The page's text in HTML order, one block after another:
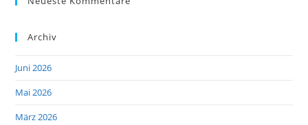
Archiv
Juni 2026
Mai 2026
März 2026